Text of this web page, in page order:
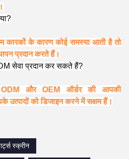
कारकों के कारण कोई समस्या आती है तो
प्रदान करते हैं।
सेवा प्रदान कर सकते हैं?
ODM और OEM ऑर्डर की आपकी
को डिजाइन करने में सक्षम हैं।
स्क्रीन